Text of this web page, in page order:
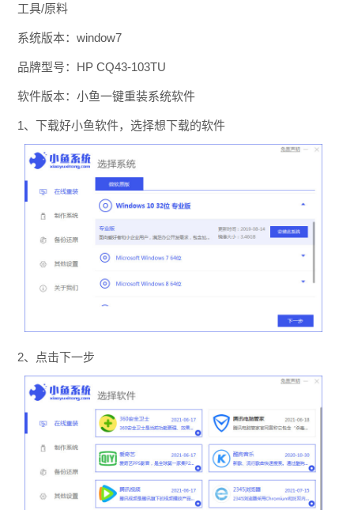
工具/原料
系统版本：window7
品牌型号：HP CQ43-103TU
软件版本：小鱼一键重装系统软件
1、下载好小鱼软件，选择想下载的软件
2、点击下一步